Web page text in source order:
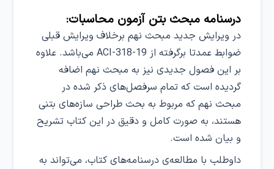
درسنامه مبحث بتن آزمون محاسبات:
در ویرایش جدید مبحث نهم برخلاف ویرایش قبلی
ضوابط عمدتا برگرفته از 19-318-ACI می‌باشد. علاوه
بر این فصول جدیدی نیز به مبحث نهم اضافه
گردیده است که تمام سرفصل‌های ذکر شده در
مبحث نهم که مربوط به بحث طراحی سازه‌های بتنی
هستند، به صورت کامل و دقیق در این کتاب تشریح
و بیان شده است.
داوطلب با مطالعه‌ی درسنامه‌های کتاب، می‌تواند به